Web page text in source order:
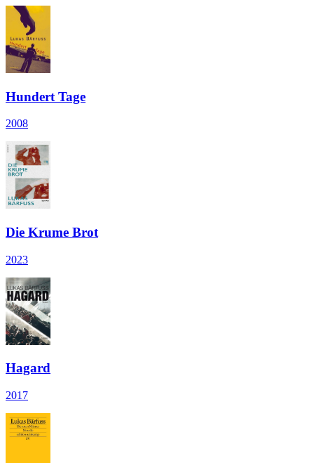
Hundert Tage
2008
Die Krume Brot
2023
Hagard
2017